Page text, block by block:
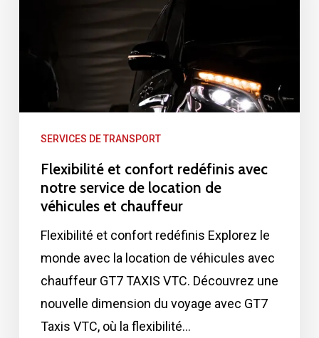
service
location
chauffeur
SERVICES DE TRANSPORT
Flexibilité et confort redéfinis avec
notre service de location de
véhicules et chauffeur
Flexibilité et confort redéfinis Explorez le
monde avec la location de véhicules avec
chauffeur GT7 TAXIS VTC. Découvrez une
nouvelle dimension du voyage avec GT7
Taxis VTC, où la flexibilité…